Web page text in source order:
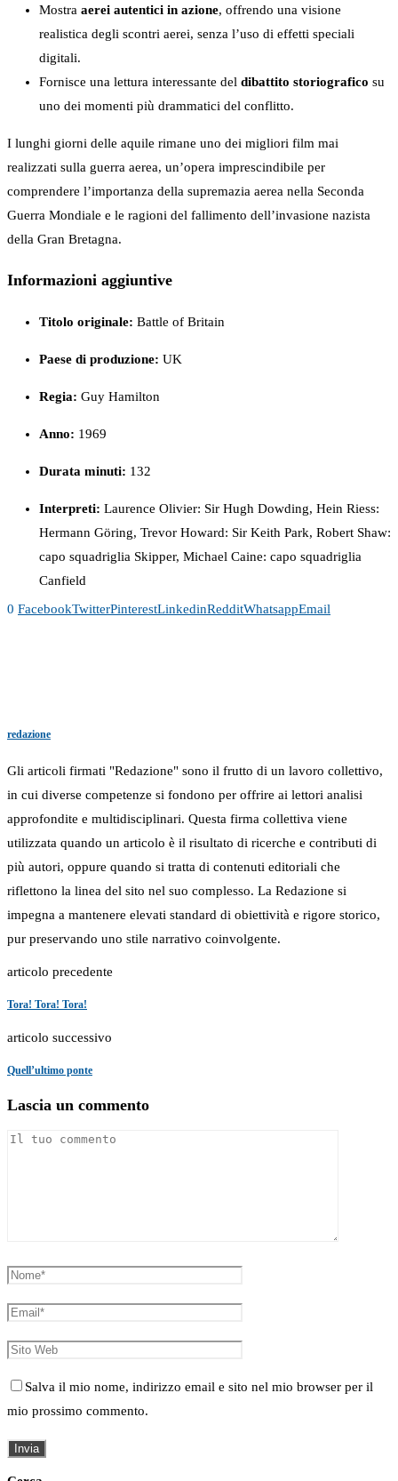
Mostra aerei autentici in azione, offrendo una visione
realistica degli scontri aerei, senza l’uso di effetti speciali
digitali.
Fornisce una lettura interessante del dibattito storiografico su
uno dei momenti più drammatici del conflitto.
I lunghi giorni delle aquile rimane uno dei migliori film mai
realizzati sulla guerra aerea, un’opera imprescindibile per
comprendere l’importanza della supremazia aerea nella Seconda
Guerra Mondiale e le ragioni del fallimento dell’invasione nazista
della Gran Bretagna.
Informazioni aggiuntive
Titolo originale: Battle of Britain
Paese di produzione: UK
Regia: Guy Hamilton
Anno: 1969
Durata minuti: 132
Interpreti: Laurence Olivier: Sir Hugh Dowding, Hein Riess:
Hermann Göring, Trevor Howard: Sir Keith Park, Robert Shaw:
capo squadriglia Skipper, Michael Caine: capo squadriglia
Canfield
0 FacebookTwitterPinterestLinkedinRedditWhatsappEmail
redazione
Gli articoli firmati "Redazione" sono il frutto di un lavoro collettivo,
in cui diverse competenze si fondono per offrire ai lettori analisi
approfondite e multidisciplinari. Questa firma collettiva viene
utilizzata quando un articolo è il risultato di ricerche e contributi di
più autori, oppure quando si tratta di contenuti editoriali che
riflettono la linea del sito nel suo complesso. La Redazione si
impegna a mantenere elevati standard di obiettività e rigore storico,
pur preservando uno stile narrativo coinvolgente.
articolo precedente
Tora! Tora! Tora!
articolo successivo
Quell’ultimo ponte
Lascia un commento
Salva il mio nome, indirizzo email e sito nel mio browser per il
mio prossimo commento.